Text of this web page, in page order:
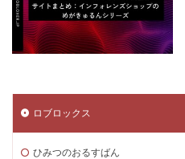
ロブロックス
ひみつのおるすばん